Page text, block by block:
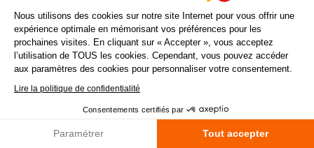
PLAFONNIER LED 12/24 V + INTERRUPTEUR ON/OFF
Lire la suite
Nous utilisons des cookies sur notre site Internet pour vous offrir une
expérience optimale en mémorisant vos préférences pour les
prochaines visites. En cliquant sur « Accepter », vous acceptez
l’utilisation de TOUS les cookies. Cependant, vous pouvez accéder
aux paramètres des cookies pour personnaliser votre consentement.
Lire la politique de confidentialité
Consentements certifiés par
Paramétrer Tout accepter